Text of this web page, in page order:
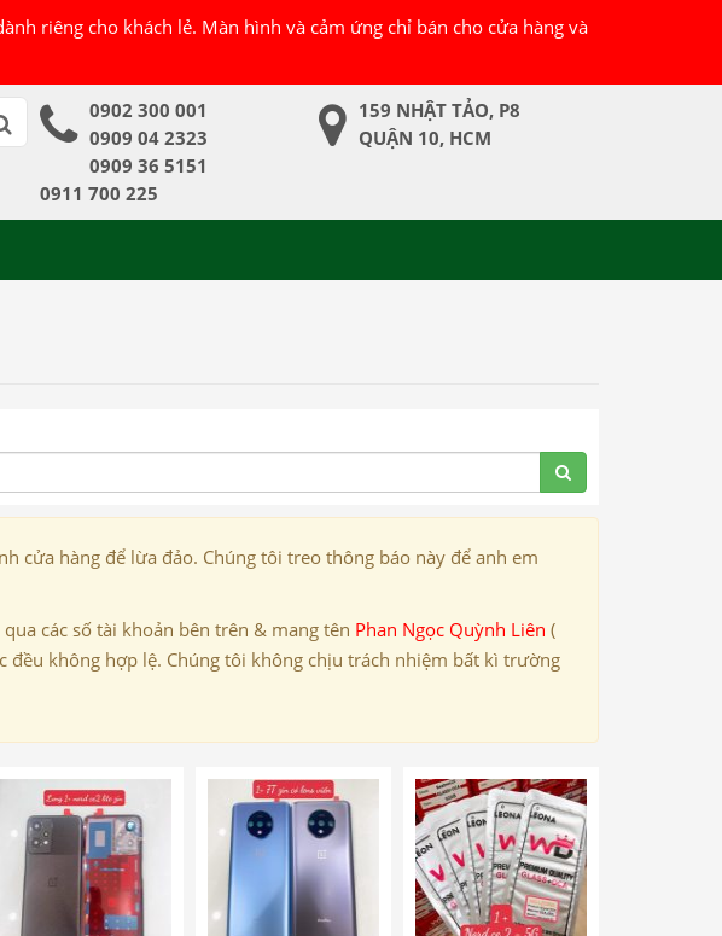
riêng cho khách lẻ. Màn hình và cảm ứng chỉ bán cho cửa hàng và
0902 300 001
0909 04 2323
0909 36 5151
0911 700 225
159 NHẬT TẢO, P8
QUẬN 10, HCM
cửa hàng để lừa đảo. Chúng tôi treo thông báo này để anh em
các số tài khoản bên trên & mang tên Phan Ngọc Quỳnh Liên (
đều không hợp lệ. Chúng tôi không chịu trách nhiệm bất kì trường